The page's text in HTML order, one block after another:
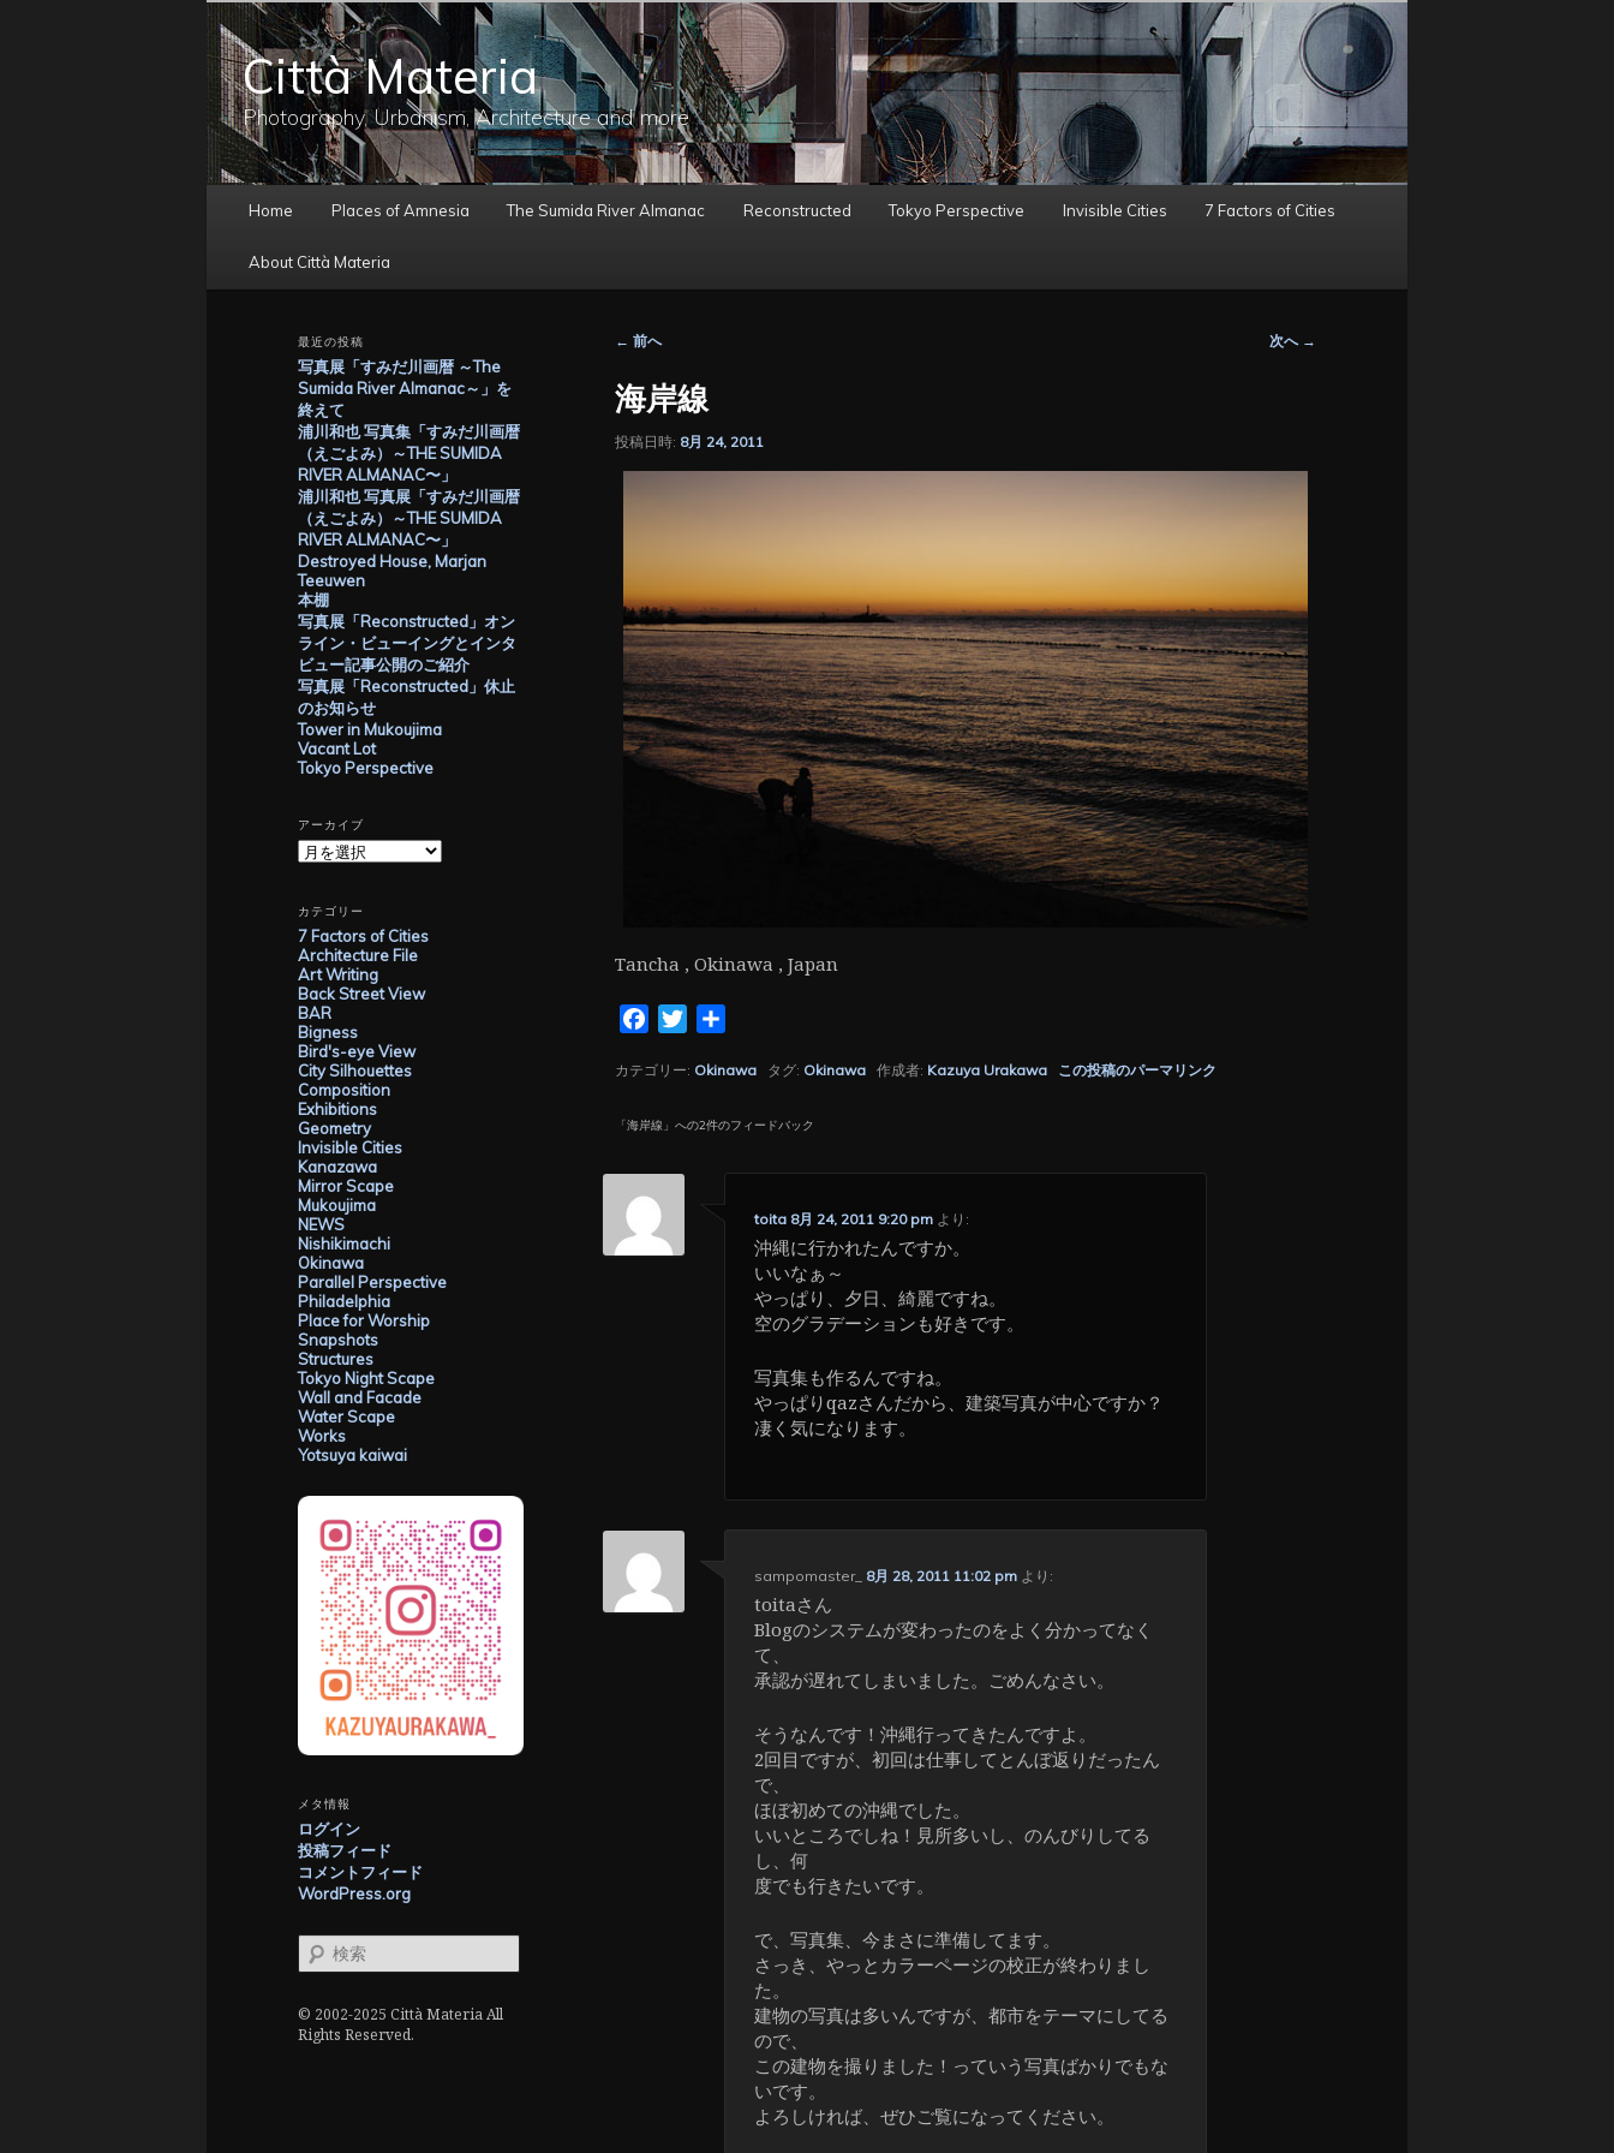
Città Materia
Photography, Urbanism, Architecture and more
ニ
Home Places of Amnesia The Sumida River Almanac Reconstructed Tokyo Perspective Invisible Cities 7 Factors of Cities
About Città Materia
投
ナ
ビ
ゲ
← 前へ 次へ →
海岸線
投稿日時: 8月 24, 2011
Tancha , Okinawa , Japan
FacebookTwitter
カテゴリー: Okinawa タグ: Okinawa 作成者: Kazuya Urakawa この投稿のパーマリンク
「海岸線 」への2件のフィードバック
toita 8月 24, 2011 9:20 pm より:
沖縄に行かれたんですか。
いいなぁ～
やっぱり、夕日、綺麗ですね。
空のグラデーションも好きです。
写真集も作るんですね。
やっぱりqazさんだから、建築写真が中心ですか？
凄く気になります。
sampomaster_ 8月 28, 2011 11:02 pm より:
toitaさん
Blogのシステムが変わったのをよく分かってなく
て、
承認が遅れてしまいました。ごめんなさい。
そうなんです！沖縄行ってきたんですよ。
2回目ですが、初回は仕事してとんぼ返りだったん
で、
ほぼ初めての沖縄でした。
いいところでしね！見所多いし、のんびりしてる
し、何
度でも行きたいです。
で、写真集、今まさに準備してます。
さっき、やっとカラーページの校正が終わりまし
た。
建物の写真は多いんですが、都市をテーマにしてる
ので、
この建物を撮りました！っていう写真ばかりでもな
いです。
よろしければ、ぜひご覧になってください。
最近の投稿
写真展「すみだ川画暦 ～The
Sumida River Almanac～」を
終えて
浦川和也 写真集「すみだ川画暦
（えごよみ）～THE SUMIDA
RIVER ALMANAC〜」
浦川和也 写真展「すみだ川画暦
（えごよみ）～THE SUMIDA
RIVER ALMANAC〜」
Destroyed House, Marjan
Teeuwen
本棚
写真展「Reconstructed」オン
ライン・ビューイングとインタ
ビュー記事公開のご紹介
写真展「Reconstructed」休止
のお知らせ
Tower in Mukoujima
Vacant Lot
Tokyo Perspective
アーカイブ
ア
ー
イ
ブ
カテゴリー
7 Factors of Cities
Architecture File
Art Writing
Back Street View
BAR
Bigness
Bird's-eye View
City Silhouettes
Composition
Exhibitions
Geometry
Invisible Cities
Kanazawa
Mirror Scape
Mukoujima
NEWS
Nishikimachi
Okinawa
Parallel Perspective
Philadelphia
Place for Worship
Snapshots
Structures
Tokyo Night Scape
Wall and Facade
Water Scape
Works
Yotsuya kaiwai
メタ情報
ログイン
投稿フィード
コメントフィード
WordPress.org
索
© 2002-2025 Città Materia All
Rights Reserved.